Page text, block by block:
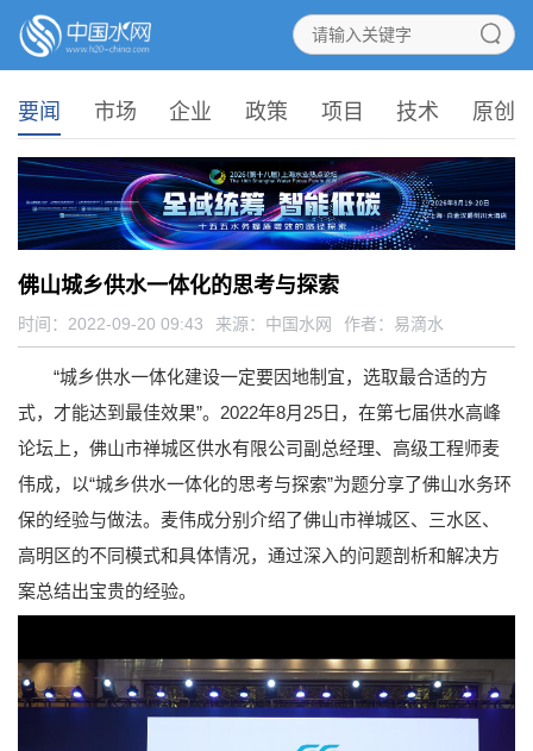
要闻 市场 企业 政策 项目 技术 原创
佛山城乡供水一体化的思考与探索
时间：2022-09-20 09:43 来源： 中国水网 作者：易滴水
“城乡供水一体化建设一定要因地制宜，选取最合适的方
式，才能达到最佳效果”。2022年8月25日，在第七届供水高峰
论坛上，佛山市禅城区供水有限公司副总经理、高级工程师麦
伟成，以“城乡供水一体化的思考与探索”为题分享了佛山水务环
保的经验与做法。麦伟成分别介绍了佛山市禅城区、三水区、
高明区的不同模式和具体情况，通过深入的问题剖析和解决方
案总结出宝贵的经验。